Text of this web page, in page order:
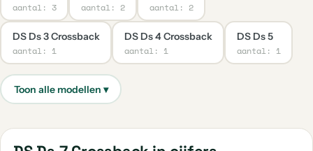
aantal: 3 aantal: 2 aantal: 2
DS Ds 3 Crossback
aantal: 1
DS Ds 4 Crossback
aantal: 1
DS Ds 5
aantal: 1